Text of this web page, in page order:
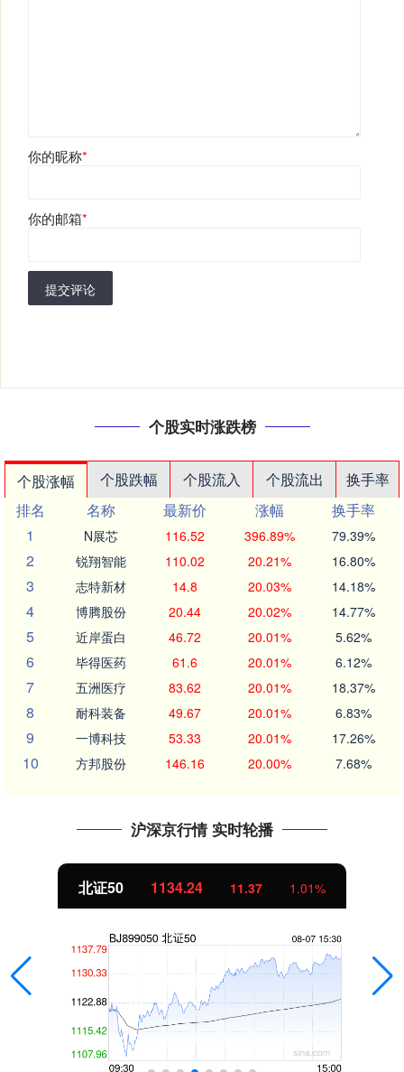
你的昵称*
你的邮箱*
提交评论
个股实时涨跌榜
个股涨幅 个股跌幅 个股流入 个股流出
换手率
排名
名称 最新价 涨幅
换手率
1
N展芯 116.52 396.89% 79.39%
2 锐翔智能 110.02 20.21% 16.80%
3 志特新材 14.8 20.03% 14.18%
4 博腾股份 20.44 20.02% 14.77%
5 近岸蛋白 46.72 20.01% 5.62%
6 毕得医药 61.6 20.01% 6.12%
7 五洲医疗 83.62 20.01% 18.37%
8 耐科装备 49.67 20.01% 6.83%
9 一博科技 53.33 20.01% 17.26%
10 方邦股份 146.16 20.00% 7.68%
沪深京行情 实时轮播
北证50 1134.24 11.37 1.01%